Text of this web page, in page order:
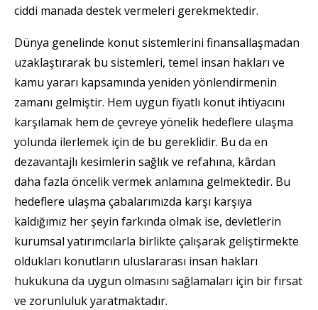
ciddi manada destek vermeleri gerekmektedir.
Dünya genelinde konut sistemlerini finansallaşmadan
uzaklaştırarak bu sistemleri, temel insan hakları ve
kamu yararı kapsamında yeniden yönlendirmenin
zamanı gelmiştir. Hem uygun fiyatlı konut ihtiyacını
karşılamak hem de çevreye yönelik hedeflere ulaşma
yolunda ilerlemek için de bu gereklidir. Bu da en
dezavantajlı kesimlerin sağlık ve refahına, kârdan
daha fazla öncelik vermek anlamına gelmektedir. Bu
hedeflere ulaşma çabalarımızda karşı karşıya
kaldığımız her şeyin farkında olmak ise, devletlerin
kurumsal yatırımcılarla birlikte çalışarak geliştirmekte
oldukları konutların uluslararası insan hakları
hukukuna da uygun olmasını sağlamaları için bir fırsat
ve zorunluluk yaratmaktadır.